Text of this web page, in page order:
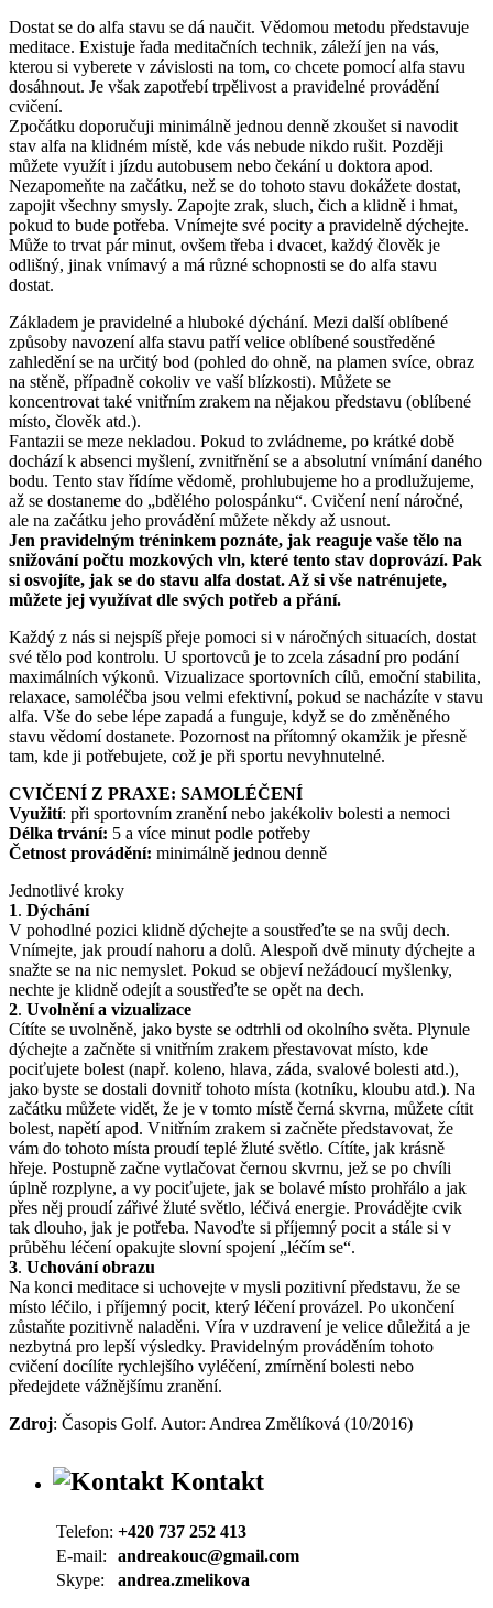
Dostat se do alfa stavu se dá naučit. Vědomou metodu představuje
meditace. Existuje řada meditačních technik, záleží jen na vás,
kterou si vyberete v závislosti na tom, co chcete pomocí alfa stavu
dosáhnout. Je však zapotřebí trpělivost a pravidelné provádění
cvičení.
Zpočátku doporučuji minimálně jednou denně zkoušet si navodit
stav alfa na klidném místě, kde vás nebude nikdo rušit. Později
můžete využít i jízdu autobusem nebo čekání u doktora apod.
Nezapomeňte na začátku, než se do tohoto stavu dokážete dostat,
zapojit všechny smysly. Zapojte zrak, sluch, čich a klidně i hmat,
pokud to bude potřeba. Vnímejte své pocity a pravidelně dýchejte.
Může to trvat pár minut, ovšem třeba i dvacet, každý člověk je
odlišný, jinak vnímavý a má různé schopnosti se do alfa stavu
dostat.
Základem je pravidelné a hluboké dýchání. Mezi další oblíbené
způsoby navození alfa stavu patří velice oblíbené soustředěné
zahledění se na určitý bod (pohled do ohně, na plamen svíce, obraz
na stěně, případně cokoliv ve vaší blízkosti). Můžete se
koncentrovat také vnitřním zrakem na nějakou představu (oblíbené
místo, člověk atd.).
Fantazii se meze nekladou. Pokud to zvládneme, po krátké době
dochází k absenci myšlení, zvnitřnění se a absolutní vnímání daného
bodu. Tento stav řídíme vědomě, prohlubujeme ho a prodlužujeme,
až se dostaneme do „bdělého polospánku“. Cvičení není náročné,
ale na začátku jeho provádění můžete někdy až usnout.
Jen pravidelným tréninkem poznáte, jak reaguje vaše tělo na
snižování počtu mozkových vln, které tento stav doprovází. Pak
si osvojíte, jak se do stavu alfa dostat. Až si vše natrénujete,
můžete jej využívat dle svých potřeb a přání.
Každý z nás si nejspíš přeje pomoci si v náročných situacích, dostat
své tělo pod kontrolu. U sportovců je to zcela zásadní pro podání
maximálních výkonů. Vizualizace sportovních cílů, emoční stabilita,
relaxace, samoléčba jsou velmi efektivní, pokud se nacházíte v stavu
alfa. Vše do sebe lépe zapadá a funguje, když se do změněného
stavu vědomí dostanete. Pozornost na přítomný okamžik je přesně
tam, kde ji potřebujete, což je při sportu nevyhnutelné.
CVIČENÍ Z PRAXE: SAMOLÉČENÍ
Využití: při sportovním zranění nebo jakékoliv bolesti a nemoci
Délka trvání: 5 a více minut podle potřeby
Četnost provádění: minimálně jednou denně
Jednotlivé kroky
1. Dýchání
V pohodlné pozici klidně dýchejte a soustřeďte se na svůj dech.
Vnímejte, jak proudí nahoru a dolů. Alespoň dvě minuty dýchejte a
snažte se na nic nemyslet. Pokud se objeví nežádoucí myšlenky,
nechte je klidně odejít a soustřeďte se opět na dech.
2. Uvolnění a vizualizace
Cítíte se uvolněně, jako byste se odtrhli od okolního světa. Plynule
dýchejte a začněte si vnitřním zrakem přestavovat místo, kde
pociťujete bolest (např. koleno, hlava, záda, svalové bolesti atd.),
jako byste se dostali dovnitř tohoto místa (kotníku, kloubu atd.). Na
začátku můžete vidět, že je v tomto místě černá skvrna, můžete cítit
bolest, napětí apod. Vnitřním zrakem si začněte představovat, že
vám do tohoto místa proudí teplé žluté světlo. Cítíte, jak krásně
hřeje. Postupně začne vytlačovat černou skvrnu, jež se po chvíli
úplně rozplyne, a vy pociťujete, jak se bolavé místo prohřálo a jak
přes něj proudí zářivé žluté světlo, léčivá energie. Provádějte cvik
tak dlouho, jak je potřeba. Navoďte si příjemný pocit a stále si v
průběhu léčení opakujte slovní spojení „léčím se“.
3. Uchování obrazu
Na konci meditace si uchovejte v mysli pozitivní představu, že se
místo léčilo, i příjemný pocit, který léčení provázel. Po ukončení
zůstaňte pozitivně naladěni. Víra v uzdravení je velice důležitá a je
nezbytná pro lepší výsledky. Pravidelným prováděním tohoto
cvičení docílíte rychlejšího vyléčení, zmírnění bolesti nebo
předejdete vážnějšímu zranění.
Zdroj: Časopis Golf. Autor: Andrea Změlíková (10/2016)
Kontakt
Telefon: +420 737 252 413
E-mail:
andreakouc@gmail.com
Skype:
andrea.zmelikova